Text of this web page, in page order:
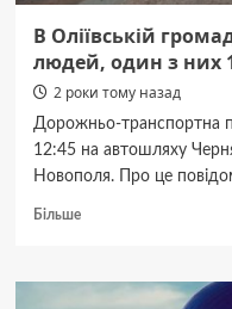
В Оліївській
людей, один з них
2 роки тому назад
Дорожньо-транспортна
12:45 на автошляху
Новополя. Про це
БільшеДокладніше
Оліївській